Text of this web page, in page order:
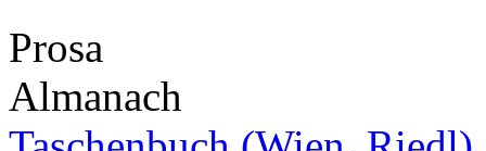
Prosa
Almanach